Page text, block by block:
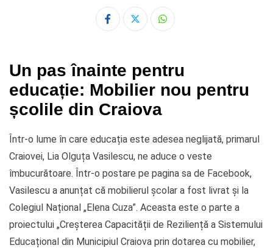
Whatsapp
Un pas înainte pentru
educație: Mobilier nou pentru
școlile din Craiova
Într-o lume în care educația este adesea neglijată, primarul
Craiovei, Lia Olguța Vasilescu, ne aduce o veste
îmbucurătoare. Într-o postare pe pagina sa de Facebook,
Vasilescu a anunțat că mobilierul școlar a fost livrat și la
Colegiul Național „Elena Cuza”. Aceasta este o parte a
proiectului „Creșterea Capacității de Reziliență a Sistemului
Educațional din Municipiul Craiova prin dotarea cu mobilier,